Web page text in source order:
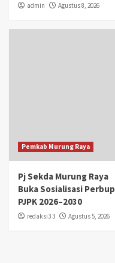
admin Agustus 8, 2026
Pemkab Murung Raya
Pj Sekda Murung Raya
Buka Sosialisasi Perbup
PJPK 2026–2030
redaksi3 3 Agustus 5, 2026